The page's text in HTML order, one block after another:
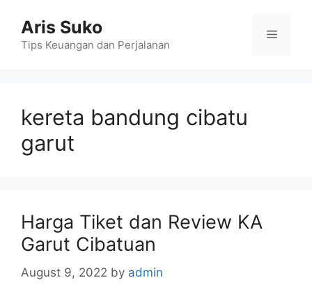
content
Aris Suko
Tips Keuangan dan Perjalanan
Menu
kereta bandung cibatu
garut
Harga Tiket dan Review KA
Garut Cibatuan
August 9, 2022 by admin